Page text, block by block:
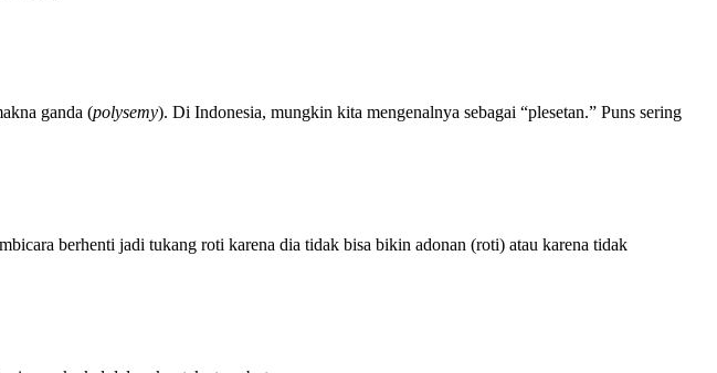
ganda (polysemy). Di Indonesia, mungkin kita mengenalnya sebagai “plesetan.” Puns sering
berhenti jadi tukang roti karena dia tidak bisa bikin adonan (roti) atau karena tidak